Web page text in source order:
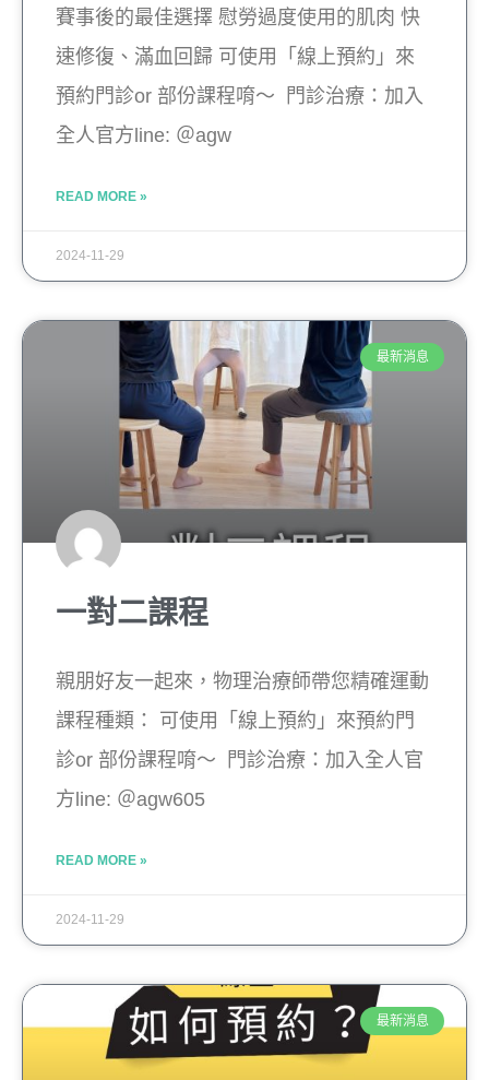
賽事後的最佳選擇 慰勞過度使用的肌肉 快
速修復、滿血回歸 可使用「線上預約」來
預約門診or 部份課程唷～ 門診治療：加入
全人官方line: ＠agw
READ MORE »
2024-11-29
最新消息
一對二課程
親朋好友一起來，物理治療師帶您精確運動
課程種類： 可使用「線上預約」來預約門
診or 部份課程唷～ 門診治療：加入全人官
方line: ＠agw605
READ MORE »
2024-11-29
最新消息